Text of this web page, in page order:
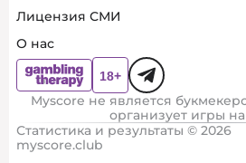
Лицензия СМИ
О нас
Myscore не является
организует игры
Статистика и результаты © 2026
myscore.club